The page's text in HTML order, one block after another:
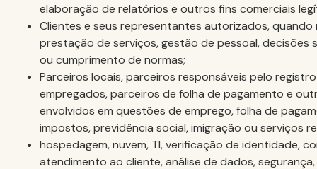
elaboração de relatórios e outros fins comerciais
Clientes e seus representantes autorizados, quando
prestação de serviços, gestão de pessoal, decisões
ou cumprimento de normas;
Parceiros locais, parceiros responsáveis pelo
empregados, parceiros de folha de pagamento e
envolvidos em questões de emprego, folha de
impostos, previdência social, imigração ou serviços
hospedagem, nuvem, TI, verificação de identidade,
atendimento ao cliente, análise de dados,